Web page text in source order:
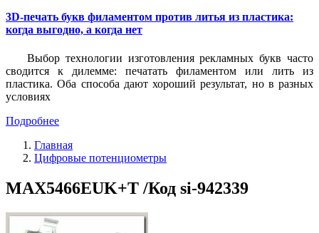
3D-печать букв филаментом против литья из пластика:
когда выгодно, а когда нет
Выбор технологии изготовления рекламных букв часто
сводится к дилемме: печатать филаментом или лить из
пластика. Оба способа дают хороший результат, но в разных
условиях
Подробнее
Главная
Цифровые потенциометры
MAX5466EUK+T /Код si-942339